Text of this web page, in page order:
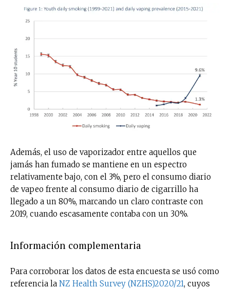
Además, el uso de vaporizador entre aquellos que
jamás han fumado se mantiene en un espectro
relativamente bajo, con el 3%, pero el consumo diario
de vapeo frente al consumo diario de cigarrillo ha
llegado a un 80%, marcando un claro contraste con
2019, cuando escasamente contaba con un 30%.
Información complementaria
Para corroborar los datos de esta encuesta se usó como
referencia la NZ Health Survey (NZHS)2020/21, cuyos